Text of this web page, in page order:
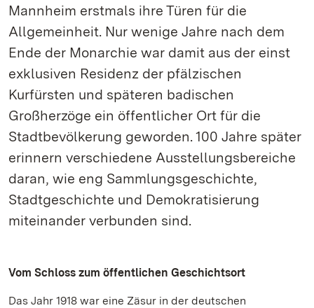
Mannheim erstmals ihre Türen für die
Allgemeinheit. Nur wenige Jahre nach dem
Ende der Monarchie war damit aus der einst
exklusiven Residenz der pfälzischen
Kurfürsten und späteren badischen
Großherzöge ein öffentlicher Ort für die
Stadtbevölkerung geworden. 100 Jahre später
erinnern verschiedene Ausstellungsbereiche
daran, wie eng Sammlungsgeschichte,
Stadtgeschichte und Demokratisierung
miteinander verbunden sind.
Vom Schloss zum öffentlichen Geschichtsort
Das Jahr 1918 war eine Zäsur in der deutschen